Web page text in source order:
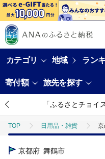
カテゴリ 地域 ラン
寄付額 旅先を探す
「ふるさとチョイ
TOP 日用品・雑貨
TOP
京都府 舞鶴市